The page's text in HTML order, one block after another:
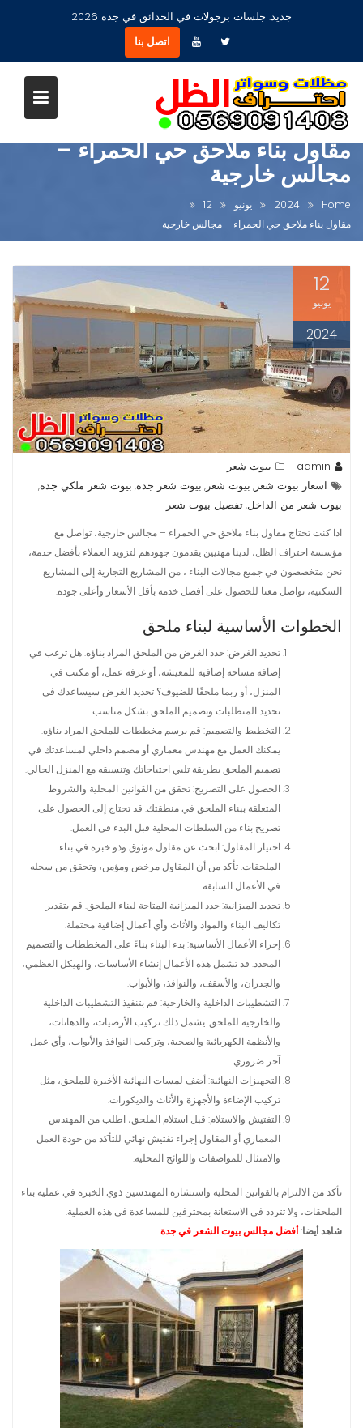
جديد: جلسات برجولات في الحدائق في جدة 2026
اتصل بنا
مقاول بناء ملاحق حي الحمراء –
مجالس خارجية
Home
2024 يونيو
12
مقاول بناء ملاحق حي الحمراء – مجالس خارجية
12
يونيو
2024
admin
بيوت شعر
اسعار بيوت شعر, بيوت شعر, بيوت شعر جدة, بيوت شعر ملكي جدة,
بيوت شعر من الداخل,تفصيل بيوت شعر
اذا كنت تحتاج مقاول بناء ملاحق حي الحمراء – مجالس خارجية، تواصل مع
مؤسسة احتراف الظل، لدينا مهنيين يقدمون جهودهم لتزويد العملاء بأفضل خدمة،
نحن متخصصون في جميع مجالات البناء ، من المشاريع التجارية إلى المشاريع
السكنية، تواصل معنا للحصول على أفضل خدمة بأقل الأسعار وأعلى جودة.
الخطوات الأساسية لبناء ملحق
تحديد الغرض: حدد الغرض من الملحق المراد بناؤه. هل ترغب في
إضافة مساحة إضافية للمعيشة، أو غرفة عمل، أو مكتب في
المنزل، أو ربما ملحقًا للضيوف؟ تحديد الغرض سيساعدك في
تحديد المتطلبات وتصميم الملحق بشكل مناسب.
التخطيط والتصميم: قم برسم مخططات للملحق المراد بناؤه.
يمكنك العمل مع مهندس معماري أو مصمم داخلي لمساعدتك في
تصميم الملحق بطريقة تلبي احتياجاتك وتنسيقه مع المنزل الحالي.
الحصول على التصريح: تحقق من القوانين المحلية والشروط
المتعلقة ببناء الملحق في منطقتك. قد تحتاج إلى الحصول على
تصريح بناء من السلطات المحلية قبل البدء في العمل.
اختيار المقاول: ابحث عن مقاول موثوق وذو خبرة في بناء
الملحقات. تأكد من أن المقاول مرخص ومؤمن، وتحقق من سجله
في الأعمال السابقة.
تحديد الميزانية: حدد الميزانية المتاحة لبناء الملحق. قم بتقدير
تكاليف البناء والمواد والأثاث وأي أعمال إضافية محتملة.
إجراء الأعمال الأساسية: بدء البناء بناءً على المخططات والتصميم
المحدد. قد تشمل هذه الأعمال إنشاء الأساسات، والهيكل العظمي،
والجدران، والأسقف، والنوافذ، والأبواب.
التشطيبات الداخلية والخارجية: قم بتنفيذ التشطيبات الداخلية
والخارجية للملحق. يشمل ذلك تركيب الأرضيات، والدهانات،
والأنظمة الكهربائية والصحية، وتركيب النوافذ والأبواب، وأي عمل
آخر ضروري.
التجهيزات النهائية: أضف لمسات النهائية الأخيرة للملحق، مثل
تركيب الإضاءة والأجهزة والأثاث والديكورات.
التفتيش والاستلام: قبل استلام الملحق، اطلب من المهندس
المعماري أو المقاول إجراء تفتيش نهائي للتأكد من جودة العمل
والامتثال للمواصفات واللوائح المحلية.
تأكد من الالتزام بالقوانين المحلية واستشارة المهندسين ذوي الخبرة في عملية بناء
الملحقات، ولا تتردد في الاستعانة بمحترفين للمساعدة في هذه العملية.
شاهد أيضا:أفضل مجالس بيوت الشعر في جدة.